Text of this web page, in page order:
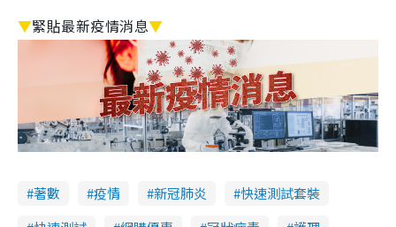
▼緊貼最新疫情消息▼
著數 疫情 新冠肺炎
快速測試套裝